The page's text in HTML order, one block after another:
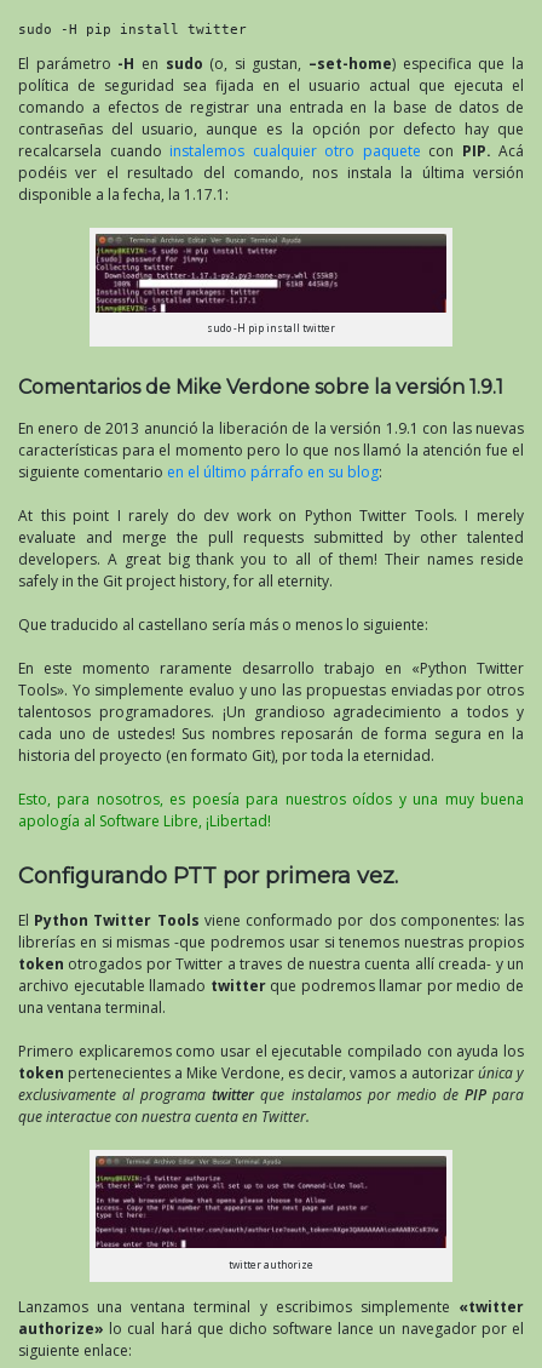
sudo -H pip install twitter
El parámetro -H en sudo (o, si gustan, –set-home) especifica que la
política de seguridad sea fijada en el usuario actual que ejecuta el
comando a efectos de registrar una entrada en la base de datos de
contraseñas del usuario, aunque es la opción por defecto hay que
recalcarsela cuando instalemos cualquier otro paquete con PIP. Acá
podéis ver el resultado del comando, nos instala la última versión
disponible a la fecha, la 1.17.1:
sudo -H pip install twitter
Comentarios de Mike Verdone sobre la versión 1.9.1
En enero de 2013 anunció la liberación de la versión 1.9.1 con las nuevas
características para el momento pero lo que nos llamó la atención fue el
siguiente comentario en el último párrafo en su blog:
At this point I rarely do dev work on Python Twitter Tools. I merely
evaluate and merge the pull requests submitted by other talented
developers. A great big thank you to all of them! Their names reside
safely in the Git project history, for all eternity.
Que traducido al castellano sería más o menos lo siguiente:
En este momento raramente desarrollo trabajo en «Python Twitter
Tools». Yo simplemente evaluo y uno las propuestas enviadas por otros
talentosos programadores. ¡Un grandioso agradecimiento a todos y
cada uno de ustedes! Sus nombres reposarán de forma segura en la
historia del proyecto (en formato Git), por toda la eternidad.
Esto, para nosotros, es poesía para nuestros oídos y una muy buena
apología al Software Libre, ¡Libertad!
Configurando PTT por primera vez.
El Python Twitter Tools viene conformado por dos componentes: las
librerías en si mismas -que podremos usar si tenemos nuestras propios
token otrogados por Twitter a traves de nuestra cuenta allí creada- y un
archivo ejecutable llamado twitterque podremos llamar por medio de
una ventana terminal.
Primero explicaremos como usar el ejecutable compilado con ayuda los
token pertenecientes a Mike Verdone, es decir, vamos a autorizarúnica y
exclusivamente al programatwitterque instalamos por medio de PIPpara
que interactue con nuestra cuenta en Twitter.
twitter authorize
Lanzamos una ventana terminal y escribimos simplemente «twitter
authorize» lo cual hará que dicho software lance un navegador por el
siguiente enlace: